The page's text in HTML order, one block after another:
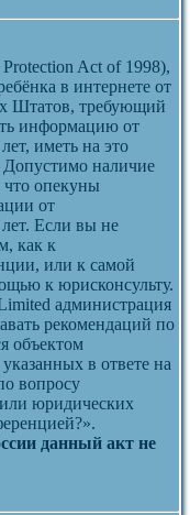
Act of 1998),
в интернете от
Штатов, требующий
информацию от
иметь на это
Допустимо наличие
что опекуны
от
Если вы не
как к
или к самой
к юрисконсульту.
администрация
рекомендаций по
объектом
в ответе на
вопросу
юридических
данный акт не